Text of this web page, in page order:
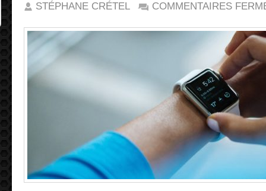
STÉPHANE CRÉTEL COMMENTAIRES